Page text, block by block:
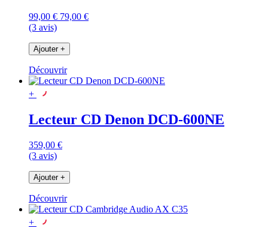
99,00 € 79,00 €
(3 avis)
Ajouter +
Découvrir
+
Lecteur CD Denon DCD-600NE
359,00 €
(3 avis)
Ajouter +
Découvrir
+